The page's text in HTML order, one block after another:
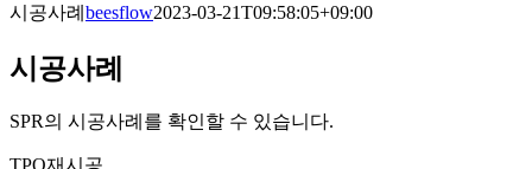
시공사례 beesflow2023-03-21T09:58:05+09:00
시공사례
SPR의 시공사례를 확인할 수 있습니다.